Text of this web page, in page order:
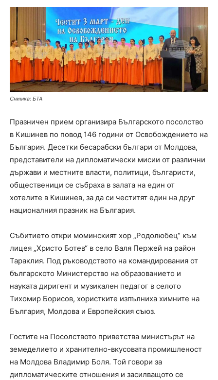
Снимка: БТА
Празничен прием организира Българското посолство
в Кишинев по повод 146 години от Освобождението на
България. Десетки бесарабски българи от Молдова,
представители на дипломатически мисии от различни
държави и местните власти, политици, българисти,
общественици се събраха в залата на един от
хотелите в Кишинев, за да си честитят един на друг
националния празник на България.
Събитието откри моминският хор „Родолюбец“ към
лицея „Христо Ботев“ в село Валя Пержей на район
Тараклия. Под ръководството на командирования от
българското Министерство на образованието и
науката диригент и музикален педагог в селото
Тихомир Борисов, хористките изпълниха химните на
България, Молдова и Европейския съюз.
Гостите на Посолството приветства министърът на
земеделието и хранително-вкусовата промишленост
на Молдова Владимир Боля. Той говори за
дипломатическите отношения и засилващото се